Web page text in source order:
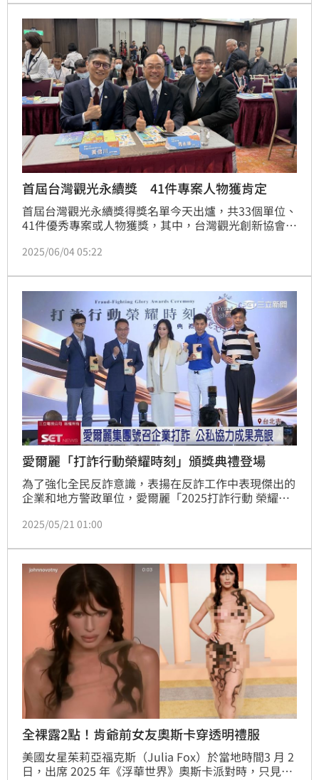
首屆台灣觀光永續獎 41件專案人物獲肯定
首屆台灣觀光永續獎得獎名單今天出爐，共33個單位、
41件優秀專案或人物獲獎，其中，台灣觀光創新協會理
傑出人物獎。
2025/06/04 05:22
愛爾麗「打詐行動榮耀時刻」頒獎典禮登場
為了強化全民反詐意識，表揚在反詐工作中表現傑出的
企業和地方警政單位，愛爾麗「2025打詐行動 榮耀時
挺，展現跨界聯手打詐的決心。
2025/05/21 01:00
全裸露2點！肯爺前女友奧斯卡穿透明禮服
美國女星茱莉亞福克斯（Julia Fox）於當地時間3 月 2
日，出席 2025 年《浮華世界》奧斯卡派對時，只見她